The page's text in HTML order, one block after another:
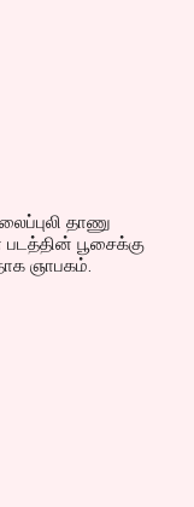
தாணு
படத்தின் பூசைக்கு
ஞாபகம்.